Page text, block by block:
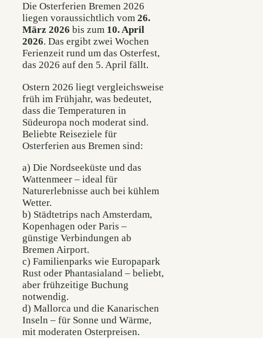
Die Osterferien Bremen 2026
liegen voraussichtlich vom 26.
März 2026 bis zum 10. April
2026. Das ergibt zwei Wochen
Ferienzeit rund um das Osterfest,
das 2026 auf den 5. April fällt.
Ostern 2026 liegt vergleichsweise
früh im Frühjahr, was bedeutet,
dass die Temperaturen in
Südeuropa noch moderat sind.
Beliebte Reiseziele für
Osterferien aus Bremen sind:
a) Die Nordseeküste und das
Wattenmeer – ideal für
Naturerlebnisse auch bei kühlem
Wetter.
b) Städtetrips nach Amsterdam,
Kopenhagen oder Paris –
günstige Verbindungen ab
Bremen Airport.
c) Familienparks wie Europapark
Rust oder Phantasialand – beliebt,
aber frühzeitige Buchung
notwendig.
d) Mallorca und die Kanarischen
Inseln – für Sonne und Wärme,
mit moderaten Osterpreisen.